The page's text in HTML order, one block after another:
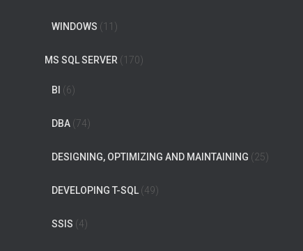
WINDOWS (11)
MS SQL SERVER (170)
BI (6)
DBA (74)
DESIGNING, OPTIMIZING AND MAINTAINING (25)
DEVELOPING T-SQL(49)
SSIS (4)